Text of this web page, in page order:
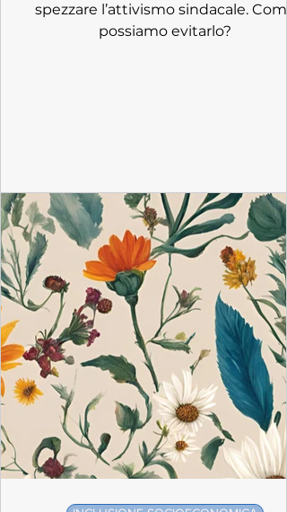
spezzare l’attivismo sindacale. Come
possiamo evitarlo?